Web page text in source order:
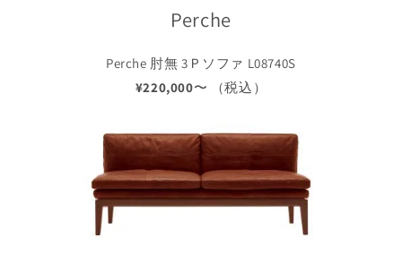
Perche
Perche 肘無 3Ｐソファ L08740S
¥220,000〜 （税込）